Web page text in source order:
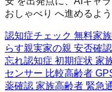
おしゃべり へ進めるよ
認知症チェック 無料家
らす親実家の親 安否確認
忘れ認知症 初期症状 家
センサー 比較高齢者
薬確認 家族高齢者 緊急